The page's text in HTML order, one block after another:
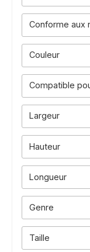
Conforme aux
Couleur
Compatible
Largeur
Hauteur
Longueur
Genre
Taille